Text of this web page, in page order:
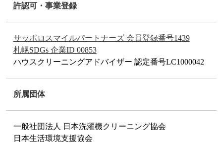
許認可・事業登録
サッポロスマイルパートナーズ 会員登録番号1439
札幌SDGs 企業ID 00853
ハウスクリーニングアドバイザー 認定番号LC1000042
所属団体
一般社団法人 日本洗濯機クリーニング協会
日本生活環境支援協会